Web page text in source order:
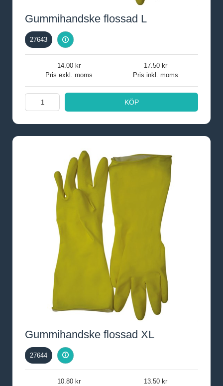
Gummihandske flossad L
27643
Pris exkl. moms
14.00
Pris inkl. moms
17.50
KÖP
Gummihandske flossad XL
27644
10.80
13.50